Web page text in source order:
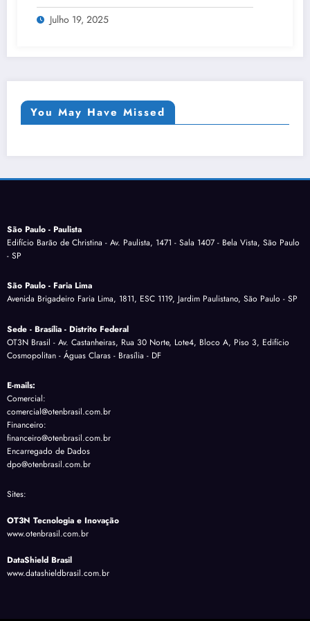
Julho 19, 2025
You May Have Missed
São Paulo - Paulista
Edifício Barão de Christina - Av. Paulista, 1471 - Sala 1407 - Bela Vista, São Paulo
- SP
São Paulo - Faria Lima
Avenida Brigadeiro Faria Lima, 1811, ESC 1119, Jardim Paulistano, São Paulo - SP
Sede - Brasília - Distrito Federal
OT3N Brasil - Av. Castanheiras, Rua 30 Norte, Lote4, Bloco A, Piso 3, Edifício
Cosmopolitan - Águas Claras - Brasília - DF
E-mails:
Comercial:
comercial@otenbrasil.com.br
Financeiro:
financeiro@otenbrasil.com.br
Encarregado de Dados
dpo@otenbrasil.com.br
Sites:
OT3N Tecnologia e Inovação
www.otenbrasil.com.br
DataShield Brasil
www.datashieldbrasil.com.br